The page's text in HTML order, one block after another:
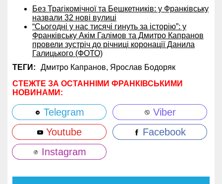
Без Трагікомічної та Бешкетників: у Франківську
назвали 32 нові вулиці
“Сьогодні у нас тисячі гинуть за історію”: у
Франківську Акім Галімов та Дмитро Капранов
провели зустріч до річниці коронації Данила
Галицького (ФОТО)
ТЕГИ:
Дмитро Капранов, Ярослав Бодоряк
СТЕЖТЕ ЗА ОСТАННІМИ ФРАНКІВСЬКИМИ
НОВИНАМИ:
Telegram
Viber
Youtube
Facebook
Instagram